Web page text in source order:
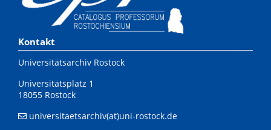
Kontakt
Universitätsarchiv Rostock
Universitätsplatz 1
18055 Rostock
universitaetsarchiv(at)uni-rostock.de